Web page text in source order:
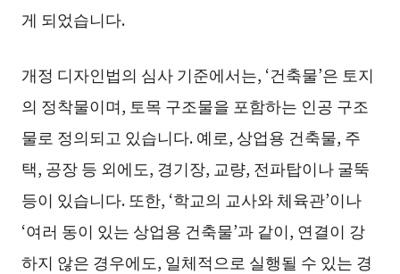
게 되었습니다.
개정 디자인법의 심사 기준에서는, ‘건축물’은 토지
의 정착물이며, 토목 구조물을 포함하는 인공 구조
물로 정의되고 있습니다. 예로, 상업용 건축물, 주
택, 공장 등 외에도, 경기장, 교량, 전파탑이나 굴뚝
등이 있습니다. 또한, ‘학교의 교사와 체육관’이나
‘여러 동이 있는 상업용 건축물’과 같이, 연결이 강
하지 않은 경우에도, 일체적으로 실행될 수 있는 경